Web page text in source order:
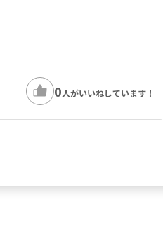
0人がいいねしています！